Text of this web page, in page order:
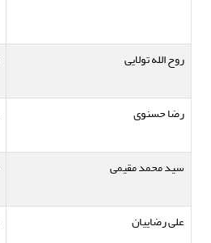
روح الله تولایی
رضا حسنوی
سید محمد مقیمی
علی رضاییان